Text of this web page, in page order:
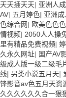
天天插天天| 亚洲人
AV| 五月婷色| 亚洲
色综合网| 欧美色色
情视频| 2050人人操
里有精品免费视频|
久永久网址| 国产AV
级成人版一级二级毛
线| 另类小说五月天|
锋影音av色五月天资
久久久久久久合一狠